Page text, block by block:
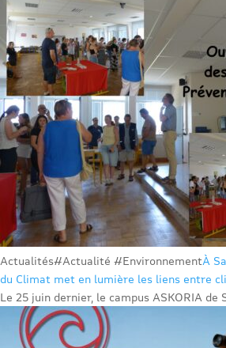
Actualités#Actualité #EnvironnementÀ
du Climat met en lumière les liens entre
Le 25 juin dernier, le campus ASKORIA de